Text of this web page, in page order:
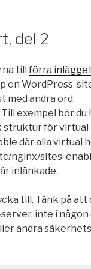
del 2
till förra inlägget
en WordPress-
andra ord.
exempel bör du
för virtual
där alla virtual
nginx/sites-
inlänkade.
till. Tänk på
inte i någon
andra